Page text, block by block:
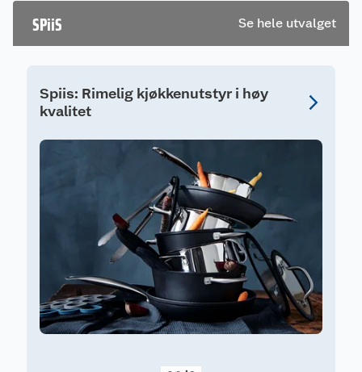
SPiiS Se hele utvalget
Spiis: Rimelig kjøkkenutstyr i høy
kvalitet